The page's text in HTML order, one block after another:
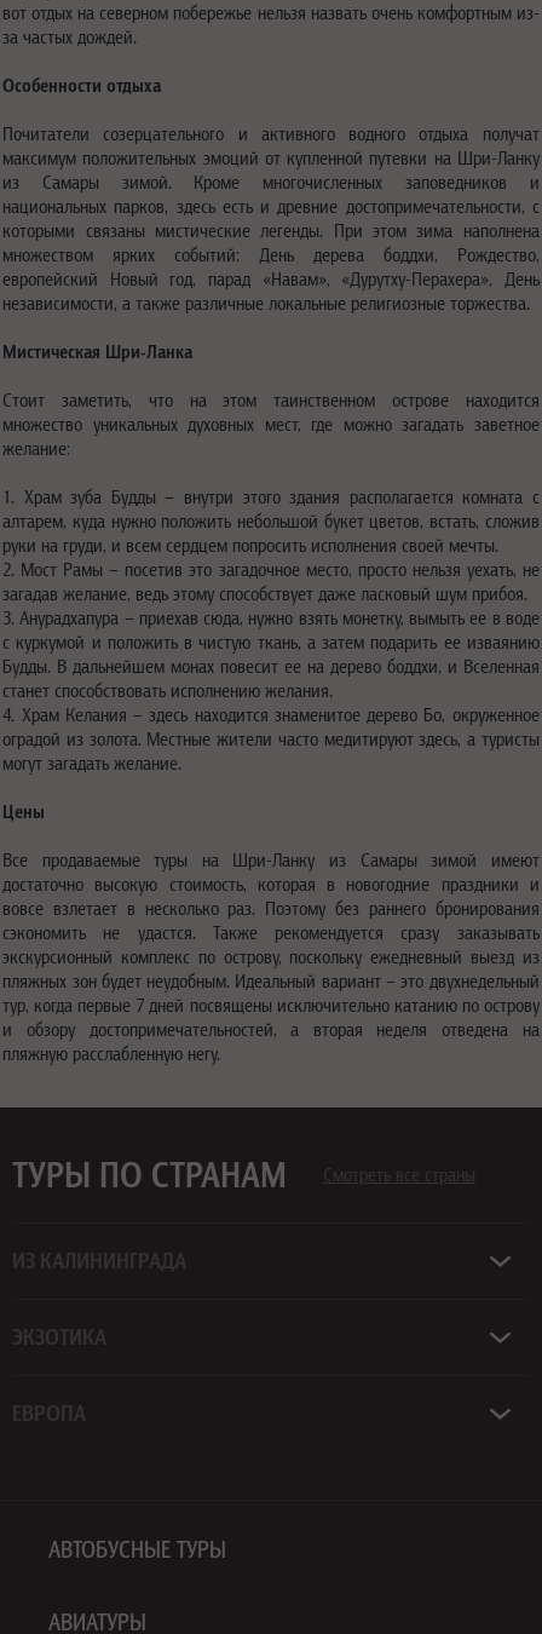
вот отдых на северном побережье нельзя назвать очень комфортным из-
за частых дождей.
Особенности отдыха
Почитатели созерцательного и активного водного отдыха получат
максимум положительных эмоций от купленной путевки на Шри-Ланку
из Самары зимой. Кроме многочисленных заповедников и
национальных парков, здесь есть и древние достопримечательности, с
которыми связаны мистические легенды. При этом зима наполнена
множеством ярких событий: День дерева боддхи, Рождество,
европейский Новый год, парад «Навам», «Дурутху-Перахера», День
независимости, а также различные локальные религиозные торжества.
Мистическая Шри-Ланка
Стоит заметить, что на этом таинственном острове находится
множество уникальных духовных мест, где можно загадать заветное
желание:
1. Храм зуба Будды – внутри этого здания располагается комната с
алтарем, куда нужно положить небольшой букет цветов, встать, сложив
руки на груди, и всем сердцем попросить исполнения своей мечты.
2. Мост Рамы – посетив это загадочное место, просто нельзя уехать, не
загадав желание, ведь этому способствует даже ласковый шум прибоя.
3. Анурадхапура – приехав сюда, нужно взять монетку, вымыть ее в воде
с куркумой и положить в чистую ткань, а затем подарить ее изваянию
Будды. В дальнейшем монах повесит ее на дерево боддхи, и Вселенная
станет способствовать исполнению желания.
4. Храм Келания – здесь находится знаменитое дерево Бо, окруженное
оградой из золота. Местные жители часто медитируют здесь, а туристы
могут загадать желание.
Цены
Все продаваемые туры на Шри-Ланку из Самары зимой имеют
достаточно высокую стоимость, которая в новогодние праздники и
вовсе взлетает в несколько раз. Поэтому без раннего бронирования
сэкономить не удастся. Также рекомендуется сразу заказывать
экскурсионный комплекс по острову, поскольку ежедневный выезд из
пляжных зон будет неудобным. Идеальный вариант – это двухнедельный
тур, когда первые 7 дней посвящены исключительно катанию по острову
и обзору достопримечательностей, а вторая неделя отведена на
пляжную расслабленную негу.
ТУРЫ ПО СТРАНАМ Смотреть все страны
ИЗ КАЛИНИНГРАДА
ЭКЗОТИКА
ЕВРОПА
АВТОБУСНЫЕ ТУРЫ
АВИАТУРЫ